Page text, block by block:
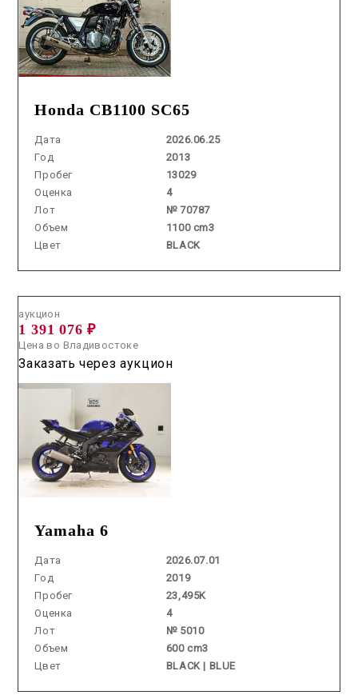
Honda CB1100 SC65
Дата
2026.06.25
Год
2013
Пробег
13029
Оценка
4
Лот
№ 70787
Объем
1100 cm3
Цвет
BLACK
Yamaha 6
Дата
2026.07.01
Год
2019
Пробег
23,495K
Оценка
4
Лот
№ 5010
Объем
600 cm3
Цвет
BLACK | BLUE
аукцион
1 391 076 ₽
Цена во Владивостоке
Заказать через аукцион